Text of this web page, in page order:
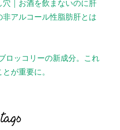
｜お酒を飲まないのに肝
アルコール性脂肪肝とは
ロッコリーの新成分。これ
が重要に。